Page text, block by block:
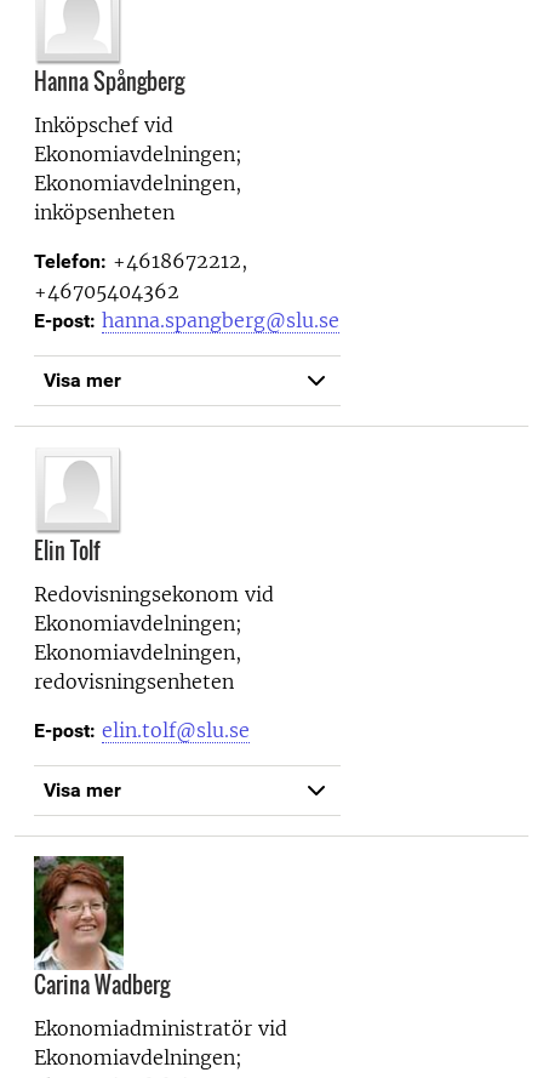
Hanna Spångberg
Inköpschef vid
Ekonomiavdelningen;
Ekonomiavdelningen,
inköpsenheten
Telefon: +4618672212,
+46705404362
E-post: hanna.spangberg@slu.se
Visa mer
Elin Tolf
Redovisningsekonom vid
Ekonomiavdelningen;
Ekonomiavdelningen,
redovisningsenheten
E-post: elin.tolf@slu.se
Visa mer
Carina Wadberg
Ekonomiadministratör vid
Ekonomiavdelningen;